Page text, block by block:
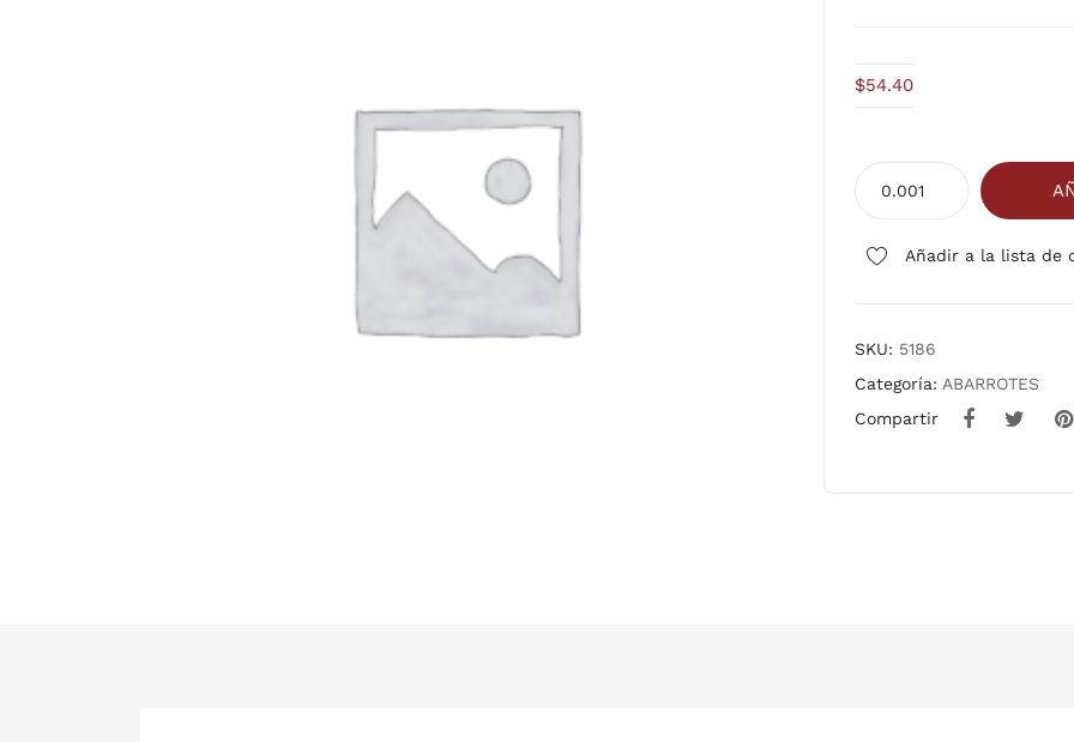
$54.40
DOÑA
24/230Añadir a la lista de
SKU: 5186
Categoría: ABARROTES
Compartir